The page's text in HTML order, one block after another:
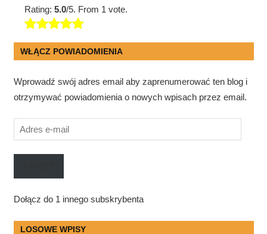
Rating:5.0/5. From 1 vote.
WŁĄCZ POWIADOMIENIA
Wprowadź swój adres email aby zaprenumerować ten blog i
otrzymywać powiadomienia o nowych wpisach przez email.
Adres
e-
mail
Dołącz do 1 innego subskrybenta
LOSOWE WPISY